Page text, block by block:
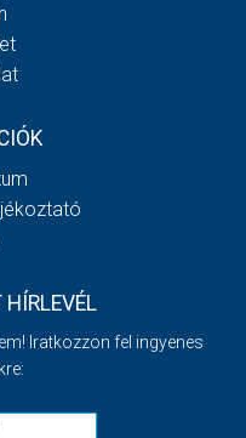
HÍRLEVÉL
Iratkozzon fel ingyenes